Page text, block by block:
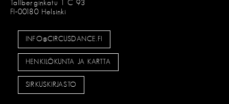
Tallberginkatu 1 C 93
FI-00180 Helsinki
INFO@CIRCUSDANCE.FI
HENKILÖKUNTA JA KARTTA
SIRKUSKIRJASTO